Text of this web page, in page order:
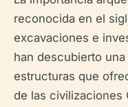
reconocida en el
excavaciones e
han descubierto
estructuras que
de las civilizaciones